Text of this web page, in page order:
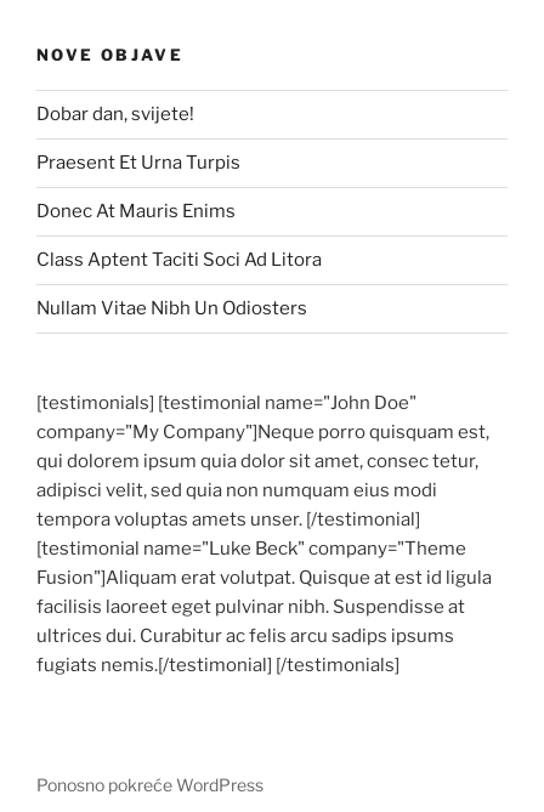
NOVE OBJAVE
Dobar dan, svijete!
Praesent Et Urna Turpis
Donec At Mauris Enims
Class Aptent Taciti Soci Ad Litora
Nullam Vitae Nibh Un Odiosters
[testimonials] [testimonial name="John Doe"
company="My Company"]Neque porro quisquam est,
qui dolorem ipsum quia dolor sit amet, consec tetur,
adipisci velit, sed quia non numquam eius modi
tempora voluptas amets unser. [/testimonial]
[testimonial name="Luke Beck" company="Theme
Fusion"]Aliquam erat volutpat. Quisque at est id ligula
facilisis laoreet eget pulvinar nibh. Suspendisse at
ultrices dui. Curabitur ac felis arcu sadips ipsums
fugiats nemis.[/testimonial] [/testimonials]
Ponosno pokreće WordPress